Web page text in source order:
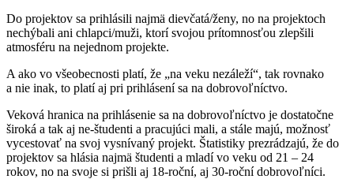
Do projektov sa prihlásili najmä dievčatá/ženy, no na projektoch
nechýbali ani chlapci/muži, ktorí svojou prítomnosťou zlepšili
atmosféru na nejednom projekte.
A ako vo všeobecnosti platí, že „na veku nezáleží“, tak rovnako
a nie inak, to platí aj pri prihlásení sa na dobrovoľníctvo.
Veková hranica na prihlásenie sa na dobrovoľníctvo je dostatočne
široká a tak aj ne-študenti a pracujúci mali, a stále majú, možnosť
vycestovať na svoj vysnívaný projekt. Štatistiky prezrádzajú, že do
projektov sa hlásia najmä študenti a mladí vo veku od 21 – 24
rokov, no na svoje si prišli aj 18-roční, aj 30-roční dobrovoľníci.